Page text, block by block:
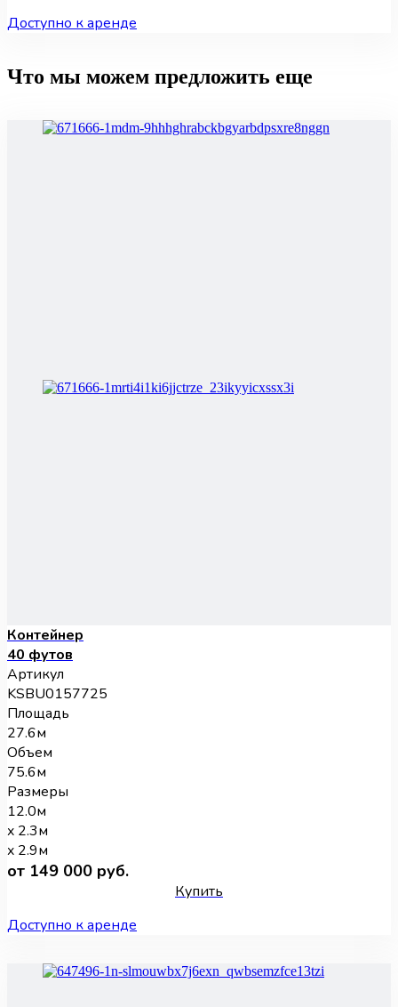
Доступно к аренде
Что мы можем предложить еще
Контейнер
40 футов
Артикул
KSBU0157725
Площадь
27.6м
Объем
75.6м
Размеры
12.0м
x 2.3м
x 2.9м
от 149 000 руб.
Купить
Доступно к аренде